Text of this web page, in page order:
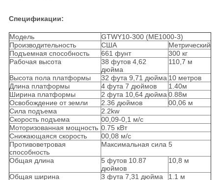
Спецификации:
Модель
GTWY10-300 (ME1000-3)
Производительность
США
Метрический
Подъемная способность
661 фунт
300 кг
Рабочая высота
38 футов 4,62
дюйма
110,7 м
Высота пола платформы 32 фута 9,71 дюйма 10 метров
Длина платформы
4 фута 7 дюймов
1.40м
Ширина платформы
2 фута 10,64 дюйма0.88м
Освобождение от земли
2.36 дюймов
00,06 м
Сила подъема
2.2kw
Скорость подъема
00,09-0,1 м/с
Моторизованная мощность 0.75 кВт
Снижающаяся скорость
00,08 м/с
Противоветровая
способность
Максимальная сила 5
Общая длина
5 футов 10.87
дюймов
10,8 м
Общая ширина 3 фута 7,31 дюйма 1.1 м